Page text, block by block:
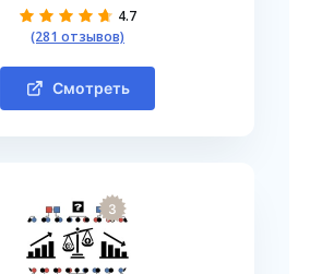
4.7
(281 отзывов)
Смотреть
3